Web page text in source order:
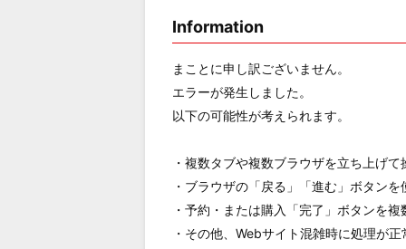
Information
まことに申し訳ございません。
エラーが発生しました。
以下の可能性が考えられます。
・複数タブや複数ブラウザを立ち上げ
・ブラウザの「戻る」「進む」ボタン
・予約・または購入「完了」ボタンを
・その他、Webサイト混雑時に処理が